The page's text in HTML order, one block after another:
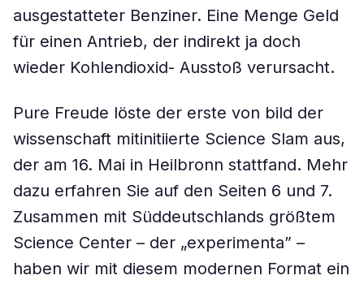
ausgestatteter Benziner. Eine Menge Geld
für einen Antrieb, der indirekt ja doch
wieder Kohlendioxid- Ausstoß verursacht.
Pure Freude löste der erste von bild der
wissenschaft mitinitiierte Science Slam aus,
der am 16. Mai in Heilbronn stattfand. Mehr
dazu erfahren Sie auf den Seiten 6 und 7.
Zusammen mit Süddeutschlands größtem
Science Center – der „experimenta” –
haben wir mit diesem modernen Format ein